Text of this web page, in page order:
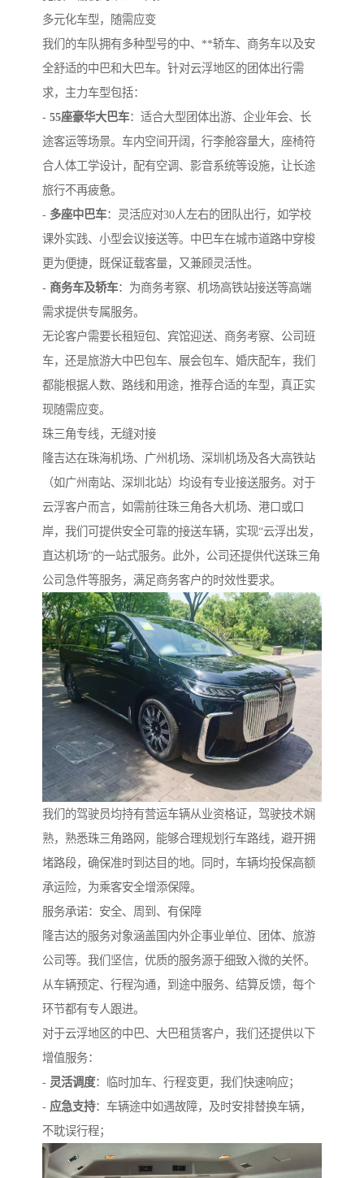
多元化车型，随需应变
我们的车队拥有多种型号的中、**轿车、商务车以及安
全舒适的中巴和大巴车。针对云浮地区的团体出行需
求，主力车型包括：
- 55座豪华大巴车：适合大型团体出游、企业年会、长
途客运等场景。车内空间开阔，行李舱容量大，座椅符
合人体工学设计，配有空调、影音系统等设施，让长途
旅行不再疲惫。
- 多座中巴车：灵活应对30人左右的团队出行，如学校
课外实践、小型会议接送等。中巴车在城市道路中穿梭
更为便捷，既保证载客量，又兼顾灵活性。
- 商务车及轿车：为商务考察、机场高铁站接送等高端
需求提供专属服务。
无论客户需要长租短包、宾馆迎送、商务考察、公司班
车，还是旅游大中巴包车、展会包车、婚庆配车，我们
都能根据人数、路线和用途，推荐合适的车型，真正实
现随需应变。
珠三角专线，无缝对接
隆吉达在珠海机场、广州机场、深圳机场及各大高铁站
（如广州南站、深圳北站）均设有专业接送服务。对于
云浮客户而言，如需前往珠三角各大机场、港口或口
岸，我们可提供安全可靠的接送车辆，实现“云浮出发，
直达机场”的一站式服务。此外，公司还提供代送珠三角
公司急件等服务，满足商务客户的时效性要求。
我们的驾驶员均持有营运车辆从业资格证，驾驶技术娴
熟，熟悉珠三角路网，能够合理规划行车路线，避开拥
堵路段，确保准时到达目的地。同时，车辆均投保高额
承运险，为乘客安全增添保障。
服务承诺：安全、周到、有保障
隆吉达的服务对象涵盖国内外企事业单位、团体、旅游
公司等。我们坚信，优质的服务源于细致入微的关怀。
从车辆预定、行程沟通，到途中服务、结算反馈，每个
环节都有专人跟进。
对于云浮地区的中巴、大巴租赁客户，我们还提供以下
增值服务：
- 灵活调度：临时加车、行程变更，我们快速响应；
- 应急支持：车辆途中如遇故障，及时安排替换车辆，
不耽误行程；